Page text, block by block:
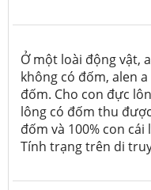
Ở một loài động vật,
không có đốm, alen
đốm. Cho con đực
lông có đốm thu
đốm và 100% con
Tính trạng trên di